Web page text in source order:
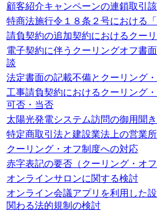
顧客紹介キャンペーンの連鎖取引
特商法施行令１８条２号における
請負契約の追加契約におけるクー
電子契約に伴うクーリングオフ書
談
法定書面の記載不備とクーリング
工事請負契約におけるクーリング
可否・当否
太陽光発電システム訪問の御用聞
特定商取引法と建設業法上の営業
クーリング・オフ制度への対応
赤字表記の要否（クーリング・オフ
オンラインサロンに関する検討
オンライン会議アプリを利用した
関わる法的規制の検討